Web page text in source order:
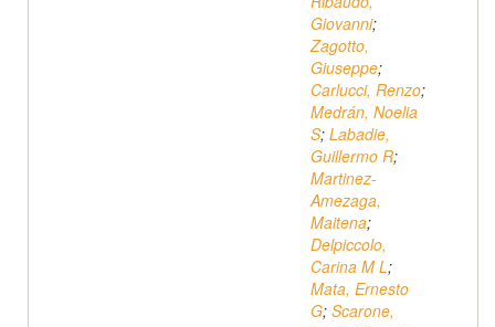
Giovanni;
Zagotto,
Giuseppe;
Carlucci, Renzo;
Medrán, Noelia
S; Labadie,
Guillermo R;
Martinez-
Amezaga,
Maitena;
Delpiccolo,
Carina M L;
Mata, Ernesto
G; Scarone,